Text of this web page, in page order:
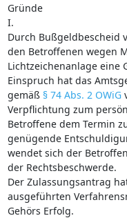
Gründe
I.
Durch Bußgeldbescheid
den Betroffenen wegen
Lichtzeichenanlage eine
Einspruch hat das
gemäß § 74 Abs. 2 OWiG
Verpflichtung zum
Betroffene dem Termin
genügende
wendet sich der
der Rechtsbeschwerde.
Der Zulassungsantrag
ausgeführten
Gehörs Erfolg.